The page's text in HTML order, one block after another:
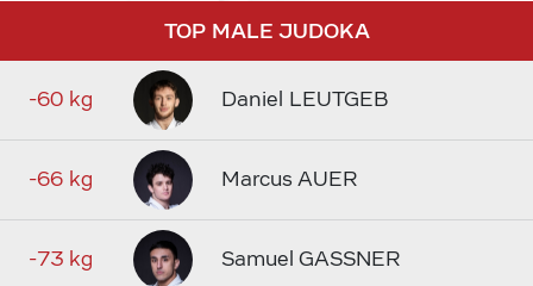
TOP MALE JUDOKA
-60 kg Daniel LEUTGEB
-66 kg Marcus AUER
-73 kg Samuel GASSNER